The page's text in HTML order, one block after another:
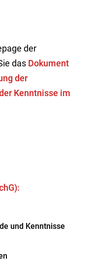
der
das Dokument
der
Kenntnisse im
und Kenntnisse